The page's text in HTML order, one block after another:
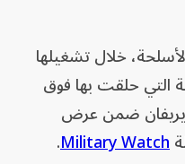
خلال تشغيلها
التي حلقت بها فوق
يريفان ضمن عرض
Military Watch
.